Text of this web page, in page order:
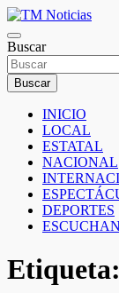
Saltar
al
contenido
TM Noticias
TM Noticias
Buscar
Buscar
INICIO
LOCAL
ESTATAL
NACIONAL
DEPORTES
Etiqueta: